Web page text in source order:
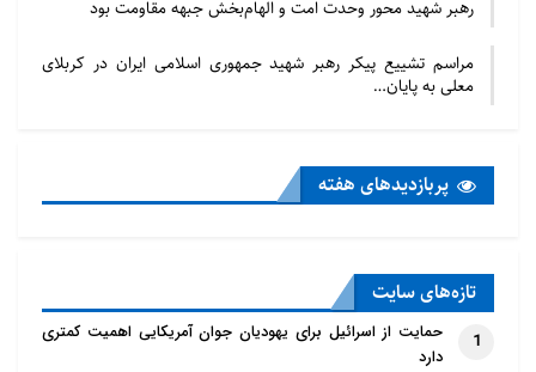
رهبر شهید محور وحدت امت و الهام‌بخش جبهه مقاومت بود
مراسم تشییع پیکر رهبر شهید جمهوری اسلامی ایران در کربلای
معلی به پایان…
پربازدید‌های هفته
تازه‌‌های سایت
1
حمایت از اسرائیل برای یهودیان جوان آمریکایی اهمیت کمتری
دارد